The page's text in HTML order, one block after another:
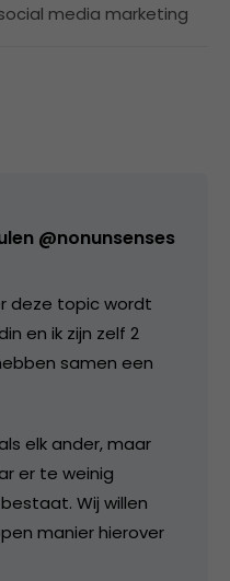
media marketing
@nonunsenses
deze topic wordt
en ik zijn zelf 2
samen een
elk ander, maar
er te weinig
Wij willen
manier hierover